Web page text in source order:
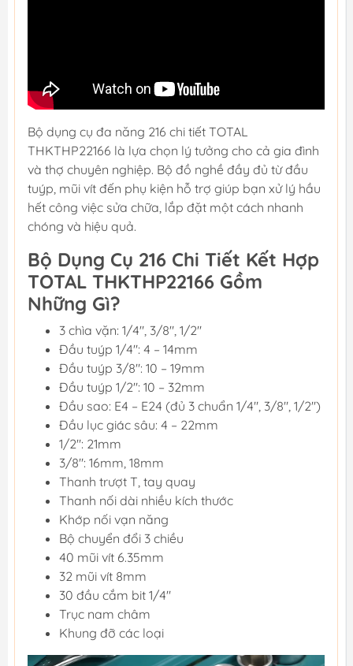
Bộ dụng cụ đa năng 216 chi tiết TOTAL
THKTHP22166 là lựa chọn lý tưởng cho cả gia đình
và thợ chuyên nghiệp. Bộ đồ nghề đầy đủ từ đầu
tuýp, mũi vít đến phụ kiện hỗ trợ giúp bạn xử lý hầu
hết công việc sửa chữa, lắp đặt một cách nhanh
chóng và hiệu quả.
Bộ Dụng Cụ 216 Chi Tiết Kết Hợp
TOTAL THKTHP22166 Gồm
Những Gì?
3 chìa vặn: 1/4", 3/8", 1/2"
Đầu tuýp 1/4": 4 – 14mm
Đầu tuýp 3/8": 10 – 19mm
Đầu tuýp 1/2": 10 – 32mm
Đầu sao: E4 – E24 (đủ 3 chuẩn 1/4", 3/8", 1/2")
Đầu lục giác sâu: 4 – 22mm
1/2": 21mm
3/8": 16mm, 18mm
Thanh trượt T, tay quay
Thanh nối dài nhiều kích thước
Khớp nối vạn năng
Bộ chuyển đổi 3 chiều
40 mũi vít 6.35mm
32 mũi vít 8mm
30 đầu cắm bit 1/4"
Trục nam châm
Khung đỡ các loại